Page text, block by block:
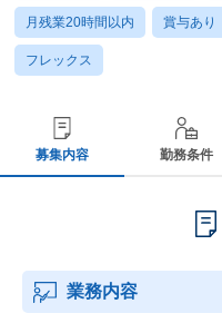
月残業20時間以内 賞与あり
フレックス
募集内容 勤務条件
業務内容